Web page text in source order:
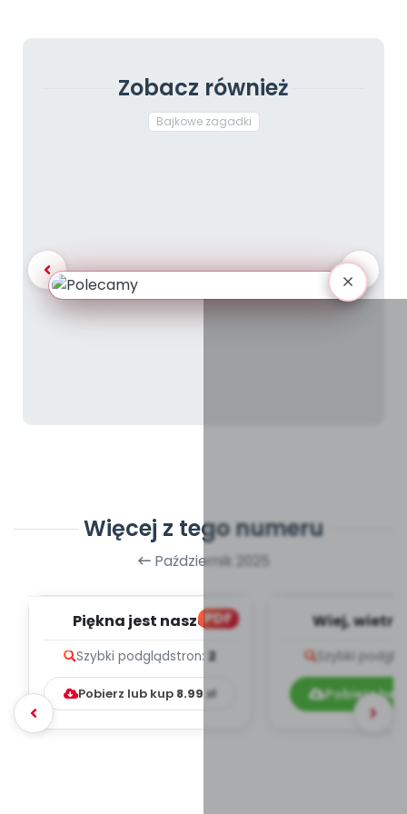
Zobacz również
Bajkowe zagadki
Więcej z tego numeru
Październik 2025
PDF
Piękna jest nasza
Szybki podglądstron: 2
Pobierz lub kup 8.99 zł
Wiej,
Szybki
Pobierz